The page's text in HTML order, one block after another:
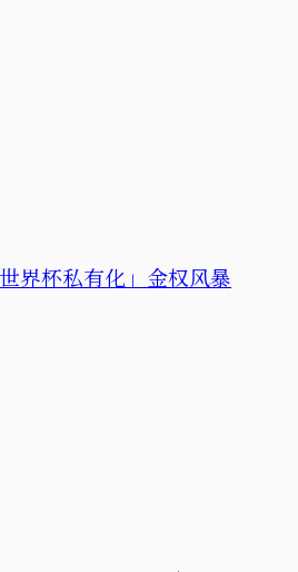
界杯私有化」金权风暴